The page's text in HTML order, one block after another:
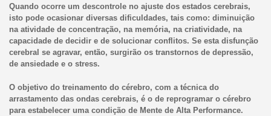
Quando ocorre um descontrole no ajuste dos estados cerebrais,
isto pode ocasionar diversas dificuldades, tais como: diminuição
na atividade de concentração, na memória, na criatividade, na
capacidade de decidir e de solucionar conflitos. Se esta disfunção
cerebral se agravar, então, surgirão os transtornos de depressão,
de ansiedade e o stress.
O objetivo do treinamento do cérebro, com a técnica do
arrastamento das ondas cerebrais, é o de reprogramar o cérebro
para estabelecer uma condição de Mente de Alta Performance.